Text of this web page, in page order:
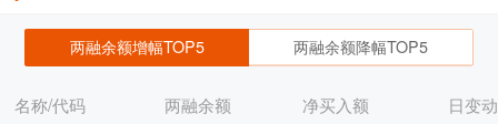
两融余额增幅TOP5 两融余额降幅TOP5
名称/代码 两融余额 净买入额 日变动